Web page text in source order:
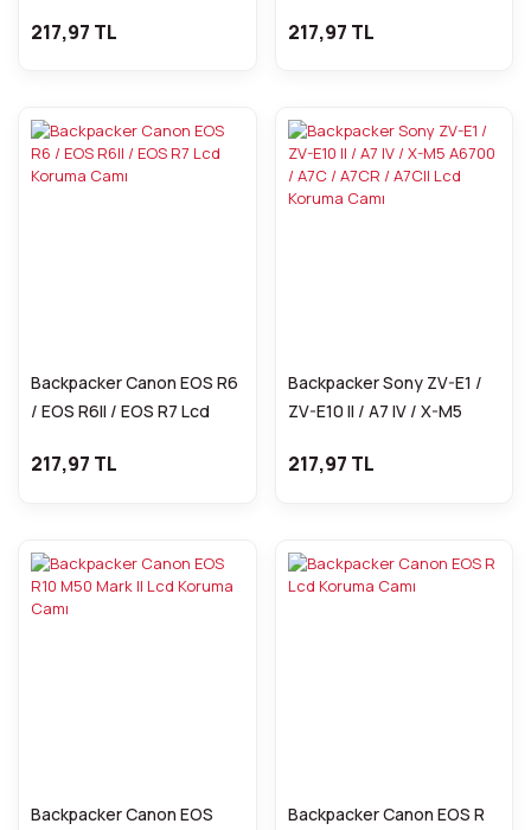
ZV1 / ZV-E10 // RX100 VII /
217,97 TL 217,97 TL
Backpacker Canon EOS R6
/ EOS R6II / EOS R7 Lcd
217,97 TL
Backpacker Sony ZV-E1 /
ZV-E10 II / A7 IV / X-M5
Lcd Koruma Camı
217,97 TL
Backpacker Canon EOS
Backpacker Canon EOS R